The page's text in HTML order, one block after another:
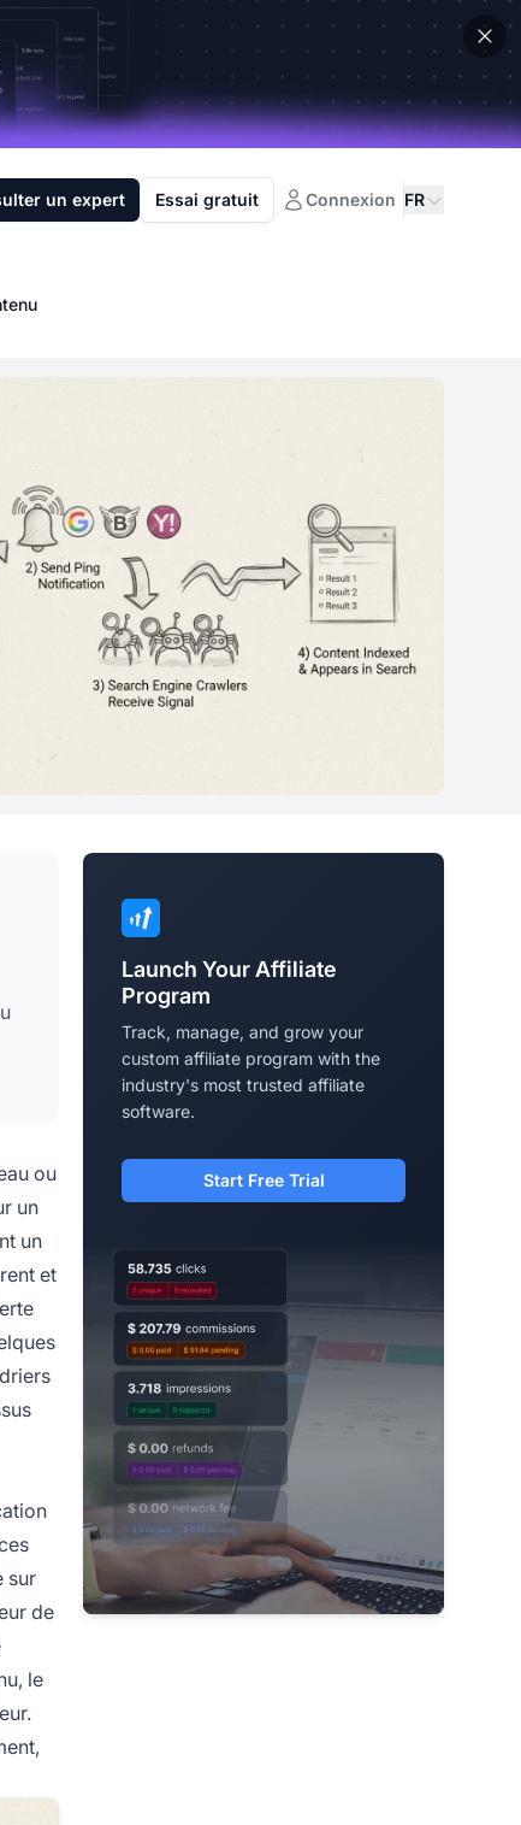
un expert Essai gratuit Connexion FR
ou
un
un
et
sur
de
le
Launch Your Affiliate
Program
Track, manage, and grow your
custom affiliate program with the
industry's most trusted affiliate
software.
Start Free Trial